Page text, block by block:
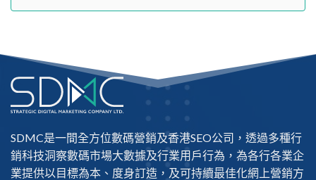
SDMC是一間全方位數碼營銷及香港SEO公司 ，透過多種行
銷科技洞察數碼市場大數據及行業用戶行為，為各行各業企
業提供以目標為本、度身訂造，及可持續最佳化網上營銷方